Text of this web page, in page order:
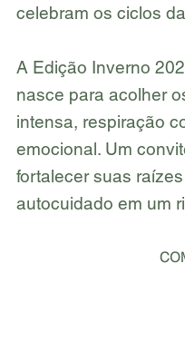
celebram os ciclos
A Edição Inverno
nasce para acolher
intensa, respiração
emocional. Um
fortalecer suas
autocuidado em um